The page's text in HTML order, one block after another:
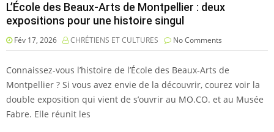
L’École des Beaux-Arts de Montpellier : deux
expositions pour une histoire singul
Fév 17, 2026 CHRÉTIENS ET CULTURES No Comments
Connaissez-vous l’histoire de l’École des Beaux-Arts de
Montpellier ? Si vous avez envie de la découvrir, courez voir la
double exposition qui vient de s’ouvrir au MO.CO. et au Musée
Fabre. Elle réunit les